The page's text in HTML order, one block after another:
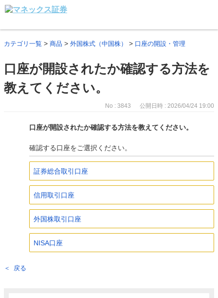
カテゴリ一覧 > 商品 > 外国株式（中国株） > 口座の開設・管理
口座が開設されたか確認する方法を
教えてください。
No : 3843 公開日時 : 2026/04/24 19:00
口座が開設されたか確認する方法を教えてください。
確認する口座をご選択ください。
証券総合取引口座
信用取引口座
外国株取引口座
NISA口座
戻る